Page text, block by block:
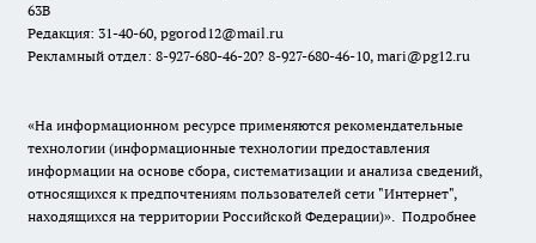
63В
Редакция: 31-40-60, pgorod12@mail.ru
Рекламный отдел: 8-927-680-46-20? 8-927-680-46-10, mari@pg12.ru
«На информационном ресурсе применяются рекомендательные
технологии (информационные технологии предоставления
информации на основе сбора, систематизации и анализа сведений,
относящихся к предпочтениям пользователей сети "Интернет",
находящихся на территории Российской Федерации)». Подробнее